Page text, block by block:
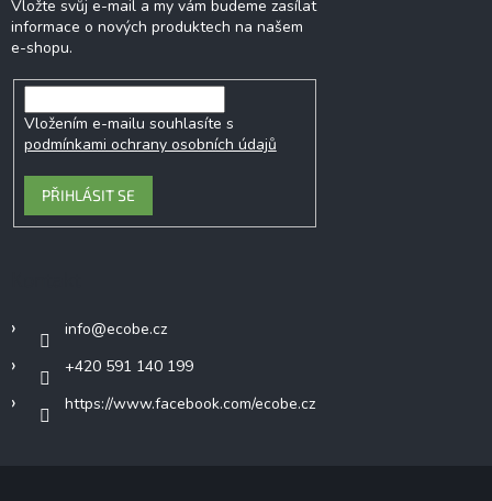
Vložte svůj e-mail a my vám budeme zasílat
informace o nových produktech na našem
e-shopu.
Vložením e-mailu souhlasíte s
podmínkami ochrany osobních údajů
PŘIHLÁSIT SE
info@ecobe.cz
+420 591 140 199
https://www.facebook.com/ecobe.cz